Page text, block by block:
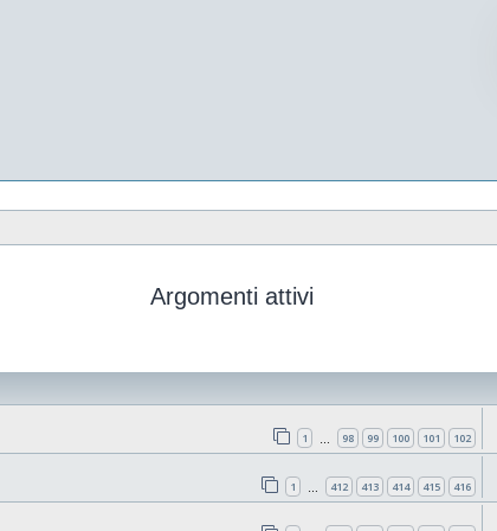
Argomenti attivi
1 98 99 100 101 102
1 412 413 414 415 416